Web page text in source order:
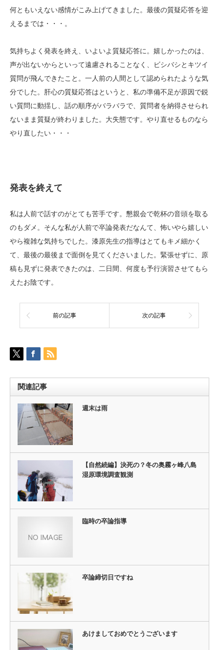
何ともいえない感情がこみ上げてきました。最後の質疑応答を迎
えるまでは・・・。
気持ちよく発表を終え、いよいよ質疑応答に。嬉しかったのは、
声が出ないからといって遠慮されることなく、ビシバシとキツイ
質問が飛んできたこと。一人前の人間として認められたような気
分でした。肝心の質疑応答はというと、私の準備不足が原因で鋭
い質問に動揺し、話の順序がバラバラで、質問者を納得させられ
ないまま質疑が終わりました。大失態です。やり直せるものなら
やり直したい・・・
発表を終えて
私は人前で話すのがとても苦手です。懇親会で乾杯の音頭を取る
のもダメ。そんな私が人前で卒論発表だなんて、怖いやら嬉しい
やら複雑な気持ちでした。漆原先生の指導はとてもキメ細かく
て、最後の最後まで面倒を見てくださいました。緊張せずに、原
稿も見ずに発表できたのは、二日間、何度も予行演習させてもら
えたお陰です。
前の記事 次の記事
関連記事
週末は雨
【自然続編】決死の？冬の奥霧ヶ峰八島
湿原環境調査観測
臨時の卒論指導
卒論締切日ですね
あけましておめでとうございます